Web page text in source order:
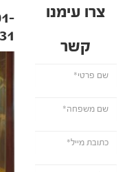
צרו עימנו
קשר